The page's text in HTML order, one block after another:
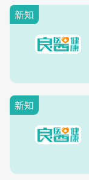
新知
新知